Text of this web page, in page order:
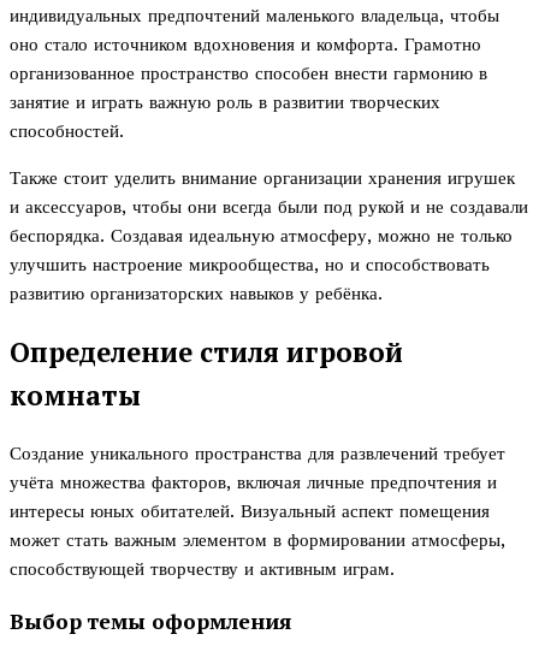
индивидуальных предпочтений маленького владельца, чтобы
оно стало источником вдохновения и комфорта. Грамотно
организованное пространство способен внести гармонию в
занятие и играть важную роль в развитии творческих
способностей.
Также стоит уделить внимание организации хранения игрушек
и аксессуаров, чтобы они всегда были под рукой и не создавали
беспорядка. Создавая идеальную атмосферу, можно не только
улучшить настроение микрообщества, но и способствовать
развитию организаторских навыков у ребёнка.
Определение стиля игровой
комнаты
Создание уникального пространства для развлечений требует
учёта множества факторов, включая личные предпочтения и
интересы юных обитателей. Визуальный аспект помещения
может стать важным элементом в формировании атмосферы,
способствующей творчеству и активным играм.
Выбор темы оформления